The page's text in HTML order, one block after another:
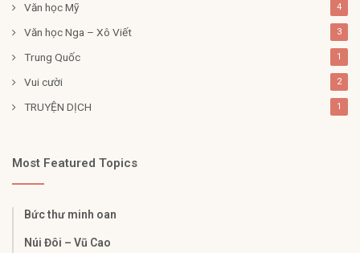
Văn học Mỹ 4
Văn học Nga – Xô Viết 3
Trung Quốc 1
Vui cười 2
TRUYỆN DỊCH 1
Most Featured Topics
Bức thư minh oan
Núi Đôi – Vũ Cao